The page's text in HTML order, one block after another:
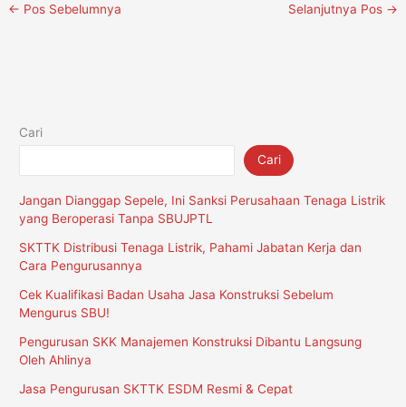
← Pos Sebelumnya Selanjutnya Pos →
Cari
Cari
Jangan Dianggap Sepele, Ini Sanksi Perusahaan Tenaga Listrik
yang Beroperasi Tanpa SBUJPTL
SKTTK Distribusi Tenaga Listrik, Pahami Jabatan Kerja dan
Cara Pengurusannya
Cek Kualifikasi Badan Usaha Jasa Konstruksi Sebelum
Mengurus SBU!
Pengurusan SKK Manajemen Konstruksi Dibantu Langsung
Oleh Ahlinya
Jasa Pengurusan SKTTK ESDM Resmi & Cepat